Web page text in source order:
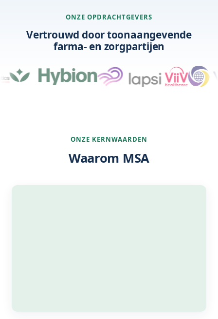
ONZE OPDRACHTGEVERS
Vertrouwd door toonaangevende
farma- en zorgpartijen
ONZE KERNWAARDEN
Waarom MSA